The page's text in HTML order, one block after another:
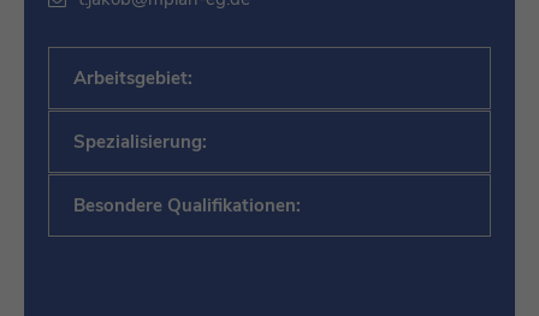
Arbeitsgebiet:
Spezialisierung:
Besondere Qualifikationen: